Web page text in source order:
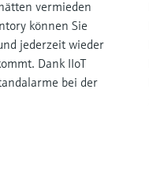
vermieden
können Sie
jederzeit wieder
Dank IIoT
bei der